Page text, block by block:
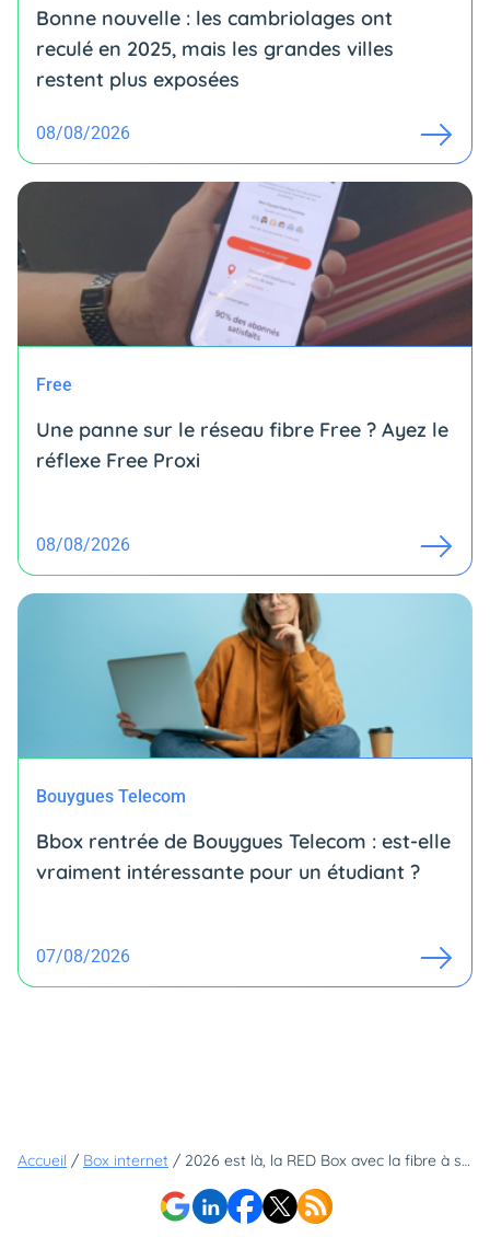
Bonne nouvelle : les cambriolages ont
reculé en 2025, mais les grandes villes
restent plus exposées
08/08/2026
Free
Une panne sur le réseau fibre Free ? Ayez le
réflexe Free Proxi
08/08/2026
Bouygues Telecom
Bbox rentrée de Bouygues Telecom : est-elle
vraiment intéressante pour un étudiant ?
07/08/2026
Accueil / Box internet / 2026 est là, la RED Box avec la fibre à seulement 20,99€ aussi